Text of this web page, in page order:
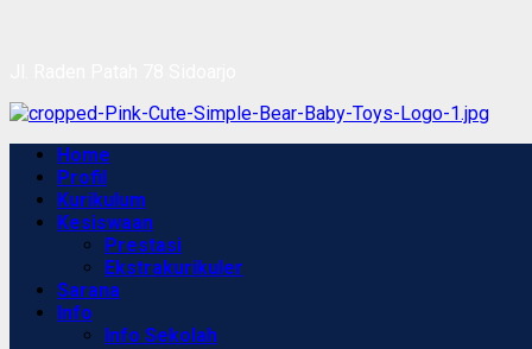
Primary
Menu
Home
Profil
Kurikulum
Kesiswaan
Prestasi
Ekstrakurikuler
Sarana
Info
Info Sekolah